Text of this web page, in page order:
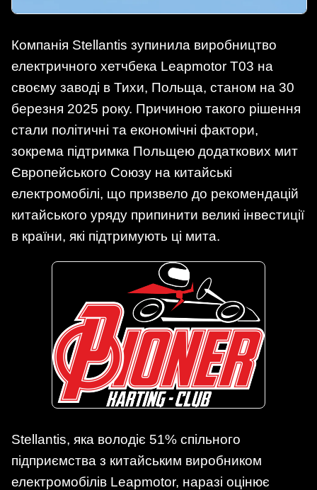
Компанія Stellantis зупинила виробництво
електричного хетчбека Leapmotor T03 на
своєму заводі в Тихи, Польща, станом на 30
березня 2025 року. Причиною такого рішення
стали політичні та економічні фактори,
зокрема підтримка Польщею додаткових мит
Європейського Союзу на китайські
електромобілі, що призвело до рекомендацій
китайського уряду припинити великі інвестиції
в країни, які підтримують ці мита.
Stellantis, яка володіє 51% спільного
підприємства з китайським виробником
електромобілів Leapmotor, наразі оцінює